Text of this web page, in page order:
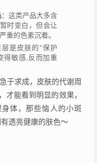
：这类产品大多含
时变白，但会让
重的色素沉着。
层是皮肤的“保护
得敏感,反而加重
于求成，皮肤的代谢周
才能看到明显的效果，
体，那些恼人的小斑
透亮健康的肤色～